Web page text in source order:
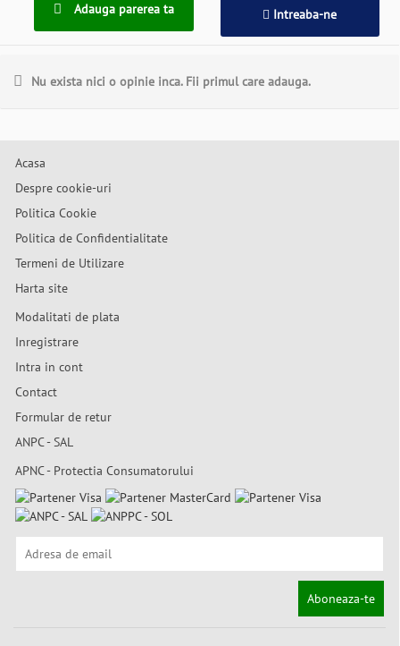
Adauga parerea ta Intreaba-ne
Nu exista nici o opinie inca. Fii primul care adauga.
Acasa
Despre cookie-uri
Politica Cookie
Politica de Confidentialitate
Termeni de Utilizare
Harta site
Modalitati de plata
Inregistrare
Intra in cont
Contact
Formular de retur
ANPC - SAL
APNC - Protectia Consumatorului
Aboneaza-te